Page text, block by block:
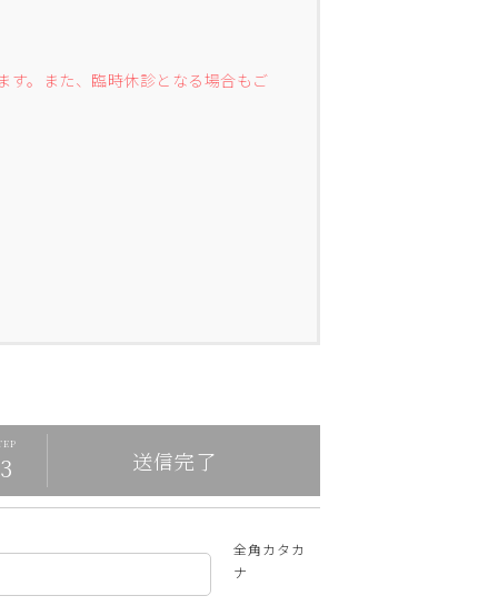
す。また、臨時休診となる場合もご
送信完了
全角カタカ
ナ